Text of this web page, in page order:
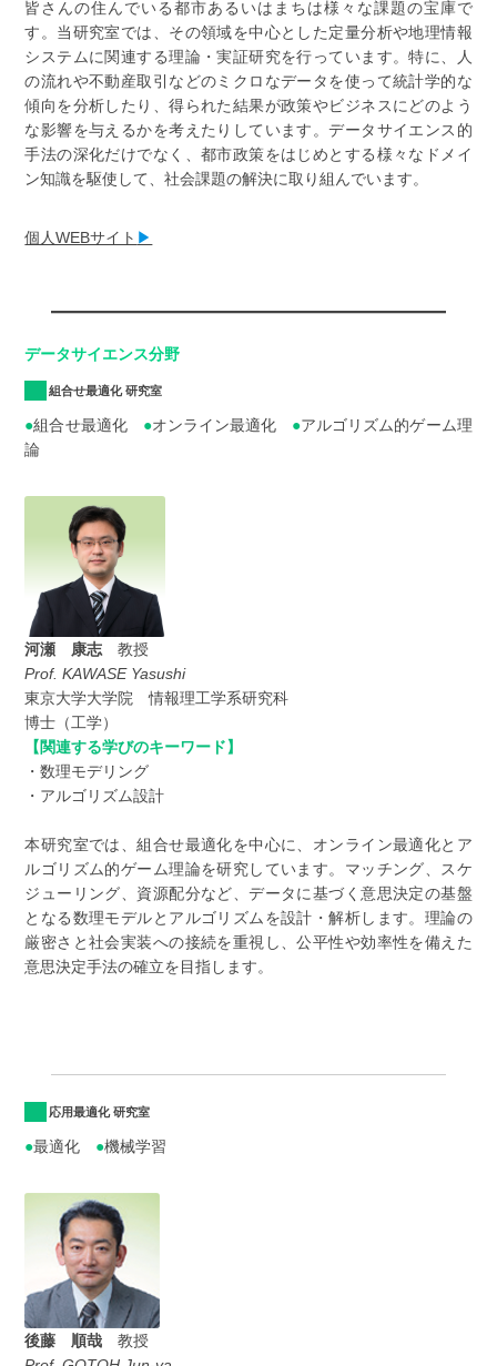
皆さんの住んでいる都市あるいはまちは様々な課題の宝庫で
す。当研究室では、その領域を中心とした定量分析や地理情報
システムに関連する理論・実証研究を行っています。特に、人
の流れや不動産取引などのミクロなデータを使って統計学的な
傾向を分析したり、得られた結果が政策やビジネスにどのよう
な影響を与えるかを考えたりしています。データサイエンス的
手法の深化だけでなく、都市政策をはじめとする様々なドメイ
ン知識を駆使して、社会課題の解決に取り組んでいます。
個人WEBサイト ▶
データサイエンス分野
組合せ最適化 研究室
●組合せ最適化 ●オンライン最適化 ●アルゴリズム的ゲーム理
論
河瀬 康志 教授
Prof. KAWASE Yasushi
東京大学大学院 情報理工学系研究科
博士（工学）
【関連する学びのキーワード】
・数理モデリング
・アルゴリズム設計
本研究室では、組合せ最適化を中心に、オンライン最適化とア
ルゴリズム的ゲーム理論を研究しています。マッチング、スケ
ジューリング、資源配分など、データに基づく意思決定の基盤
となる数理モデルとアルゴリズムを設計・解析します。理論の
厳密さと社会実装への接続を重視し、公平性や効率性を備えた
意思決定手法の確立を目指します。
応用最適化 研究室
●最適化 ●機械学習
後藤 順哉 教授